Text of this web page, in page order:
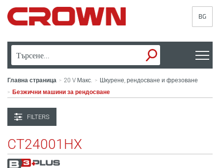
BG
Главна страница > 20 V Макс. > Шкурене, рендосване и фрезоване
> Безжични машини за рендосване
FILTERS
CT24001HX